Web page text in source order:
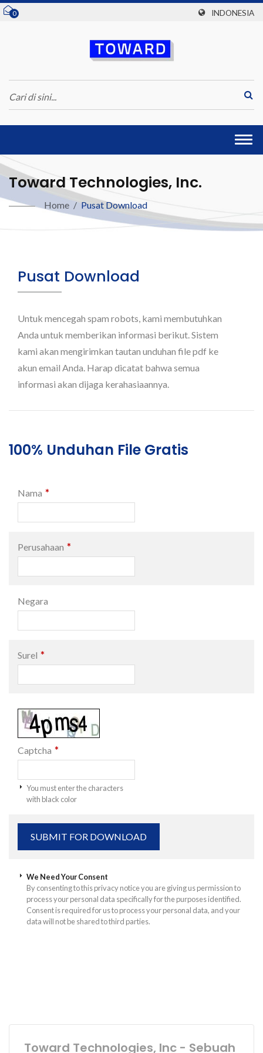
0 INDONESIA
Toward Technologies, Inc.
Home / Pusat Download
Pusat Download
Untuk mencegah spam robots, kami membutuhkan
Anda untuk memberikan informasi berikut. Sistem
kami akan mengirimkan tautan unduhan file pdf ke
akun email Anda. Harap dicatat bahwa semua
informasi akan dijaga kerahasiaannya.
100% Unduhan File Gratis
Nama *
Perusahaan *
Negara
Surel *
Captcha *
You must enter the characters
with black color
We Need Your Consent
By consenting to this privacy notice you are giving us permission to
process your personal data specifically for the purposes identified.
Consent is required for us to process your personal data, and your
data will not be shared to third parties.
Toward Technologies, Inc - Sebuah